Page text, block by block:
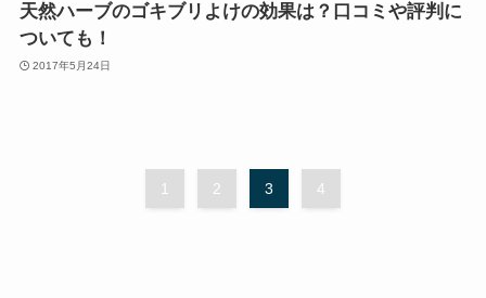
天然ハーブのゴキブリよけの効果は？口コミや評判に
ついても！
2017年5月24日
1 2 3 4